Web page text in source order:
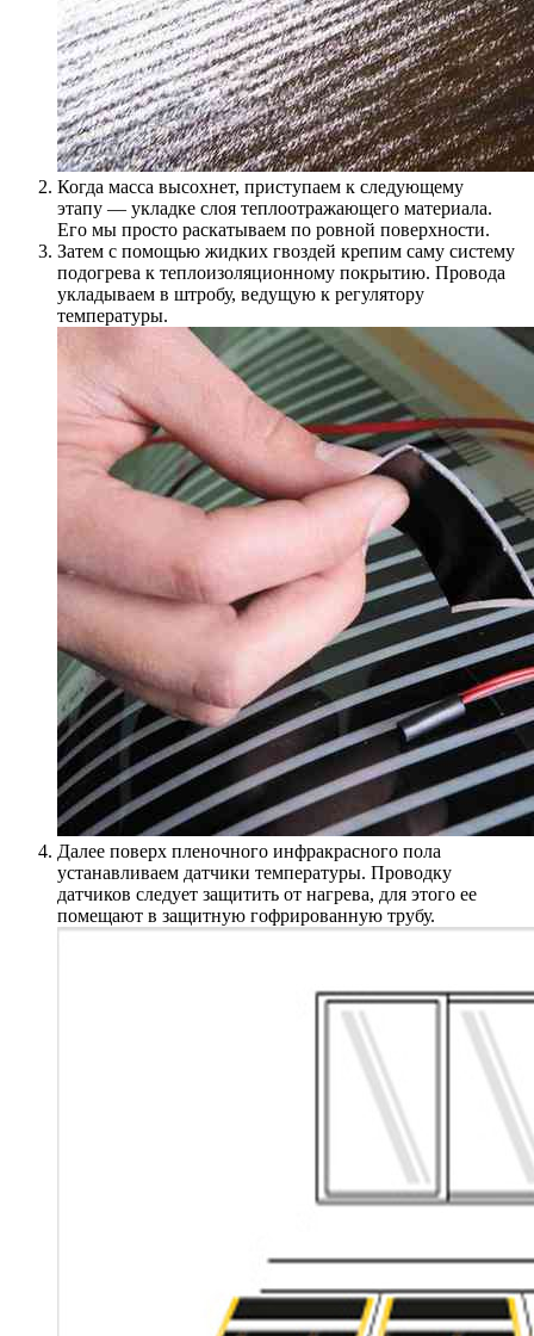
Когда масса высохнет, приступаем к следующему
этапу — укладке слоя теплоотражающего материала.
Его мы просто раскатываем по ровной поверхности.
Затем с помощью жидких гвоздей крепим саму систему
подогрева к теплоизоляционному покрытию. Провода
укладываем в штробу, ведущую к регулятору
температуры.
Далее поверх пленочного инфракрасного пола
устанавливаем датчики температуры. Проводку
датчиков следует защитить от нагрева, для этого ее
помещают в защитную гофрированную трубу.